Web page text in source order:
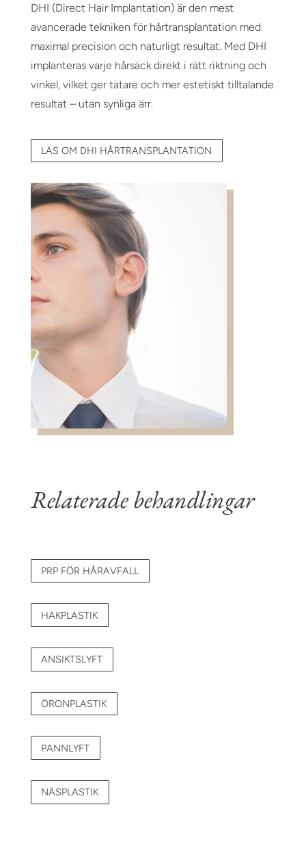
DHI (Direct Hair Implantation) är den mest
avancerade tekniken för hårtransplantation med
maximal precision och naturligt resultat. Med DHI
implanteras varje hårsäck direkt i rätt riktning och
vinkel, vilket ger tätare och mer estetiskt tilltalande
resultat – utan synliga ärr.
LÄS OM DHI HÅRTRANSPLANTATION
Relaterade behandlingar
PRP FÖR HÅRAVFALL
HAKPLASTIK
ANSIKTSLYFT
ÖRONPLASTIK
PANNLYFT
NÄSPLASTIK